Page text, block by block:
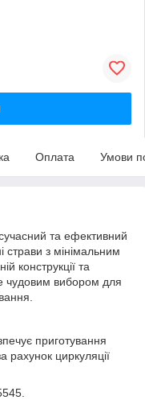
Оплата Умови
та ефективний
страви з мінімальним
конструкції та
чудовим вибором для
приготування
рахунок циркуляції